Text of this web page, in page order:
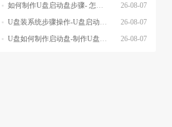
26-08-07
如何制作U盘启动盘步骤- 怎么制作U盘启动盘步骤
26-08-07
U盘装系统步骤操作-U盘启动重装系统步骤
26-08-07
U盘如何制作启动盘-制作U盘启动盘重装